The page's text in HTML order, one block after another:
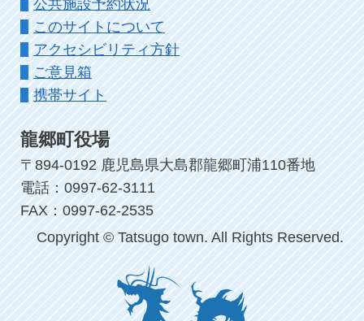
公共施設予約状況
このサイトについて
アクセシビリティ方針
ご意見箱
携帯サイト
龍郷町役場
〒894-0192 鹿児島県大島郡龍郷町浦110番地
電話：0997-62-3111
FAX：0997-62-2535
Copyright © Tatsugo town. All Rights Reserved.